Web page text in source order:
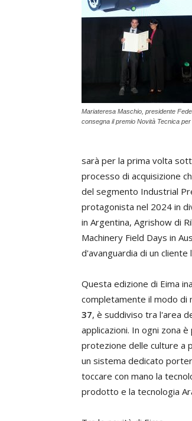
Mariateresa Maschio, presidente
consegna il premio Novità Tecnica
sarà per la prima volta
processo di acquisizione
del segmento Industrial
protagonista nel 2024 in
in Argentina, Agrishow di
Machinery Field Days in
d'avanguardia di un
Questa edizione di Eima
completamente il modo
37, è suddiviso tra l'area
applicazioni. In ogni zona
protezione delle culture a
un sistema dedicato
toccare con mano la
prodotto e la tecnologia